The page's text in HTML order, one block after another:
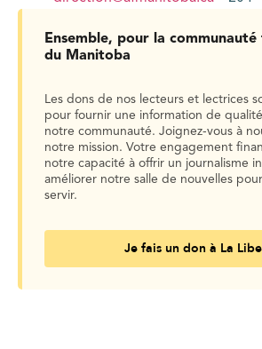
Ensemble, pour la
du Manitoba
Les dons de nos lecteurs et lectrices
pour fournir une information de
notre communauté. Joignez-vous à
notre mission. Votre engagement
notre capacité à offrir un journalisme
améliorer notre salle de nouvelles
servir.
Je fais un don à La